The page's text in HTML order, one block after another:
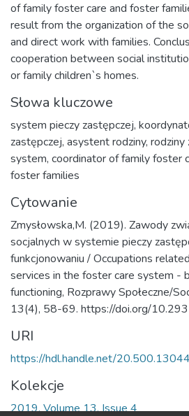
of family foster care and foster
result from the organization of the
and direct work with families.
cooperation between social
or family children`s homes.
Słowa kluczowe
system pieczy zastępczej,
zastępczej, asystent rodziny, rodziny
system, coordinator of family foster
foster families
Cytowanie
Zmysłowska,M. (2019). Zawody
socjalnych w systemie pieczy
funkcjonowaniu / Occupations
services in the foster care system -
functioning, Rozprawy Społeczne/
13(4), 58-69. https://doi.org/
URI
https://hdl.handle.net/
Kolekcje
2019, Volume 13, Issue 4